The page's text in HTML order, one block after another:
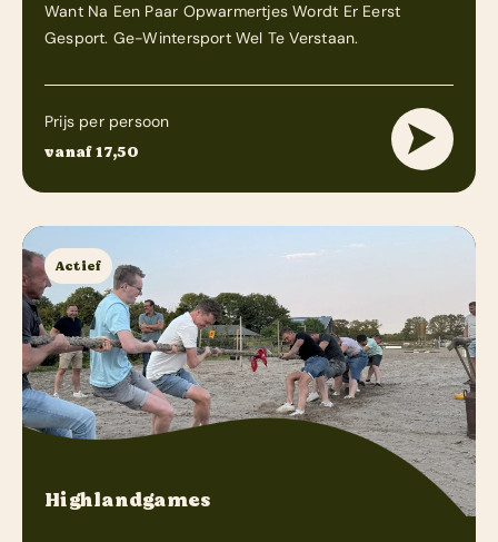
Want Na Een Paar Opwarmertjes Wordt Er Eerst
Gesport. Ge-Wintersport Wel Te Verstaan.
Prijs per persoon
vanaf 17,50
Actief
Highlandgames